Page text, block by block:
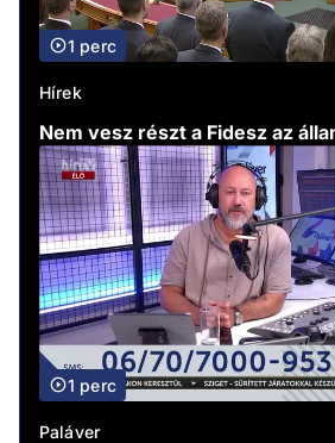
1 perc
Hírek
Nem vesz részt a Fidesz az
1 perc
Paláver